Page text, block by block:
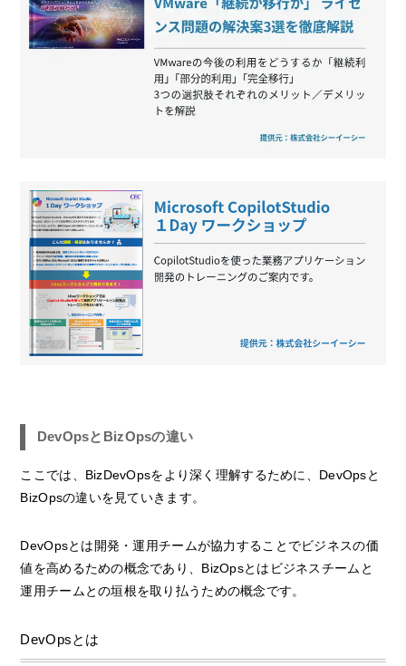
DevOpsとBizOpsの違い
ここでは、BizDevOpsをより深く理解するために、DevOpsと
BizOpsの違いを見ていきます。
DevOpsとは開発・運用チームが協力することでビジネスの価
値を高めるための概念であり、BizOpsとはビジネスチームと
運用チームとの垣根を取り払うための概念です。
DevOpsとは